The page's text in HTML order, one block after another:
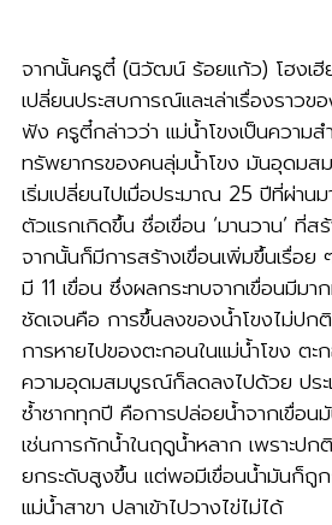
จากนั้นครูตี๋ (นิวัฒน์ ร้อยแก้ว) โฮงเฮี
เปลี่ยนประสบการณ์และเล่าเรื่องราวข
ฟัง ครูตี๋กล่าวว่า แม่น้ำโขงเป็นความ
ทรัพยากรของคนลุ่มน้ำโขง มันอุดมส
เริ่มเปลี่ยนไปเมื่อประมาณ 25 ปีที่ผ่านม
ตัวแรกเกิดขึ้น ชื่อเขื่อน ‘มานวาน’ ที่ส
จากนั้นก็มีการสร้างเขื่อนเพิ่มขึ้นเรื่อย
มี 11 เขื่อน ซึ่งผลกระทบจากเขื่อนมีม
ชัดเจนคือ การขึ้นลงของน้ำโขงไม่ปก
การหายไปของตะกอนในแม่น้ำโขง ต
ความอุดมสมบูรณ์ก็ลดลงไปด้วย ปร
ซ้ำซากทุกปี คือการปล่อยน้ำจากเขื่อน
เช่นการกักน้ำในฤดูน้ำหลาก เพราะป
ยกระดับสูงขึ้น แต่พอมีเขื่อนน้ำมันก็ถูก
แม่น้ำสาขา ปลาเข้าไปวางไข่ไม่ได้